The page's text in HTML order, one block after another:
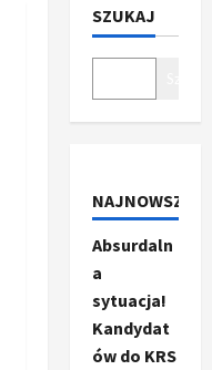
SZUKAJ
NAJNOWSZE
Absurdaln
a
sytuacja!
Kandydat
ów do KRS